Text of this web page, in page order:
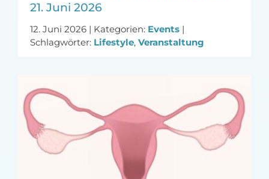
21. Juni 2026
12. Juni 2026 | Kategorien: Events |
Schlagwörter: Lifestyle, Veranstaltung